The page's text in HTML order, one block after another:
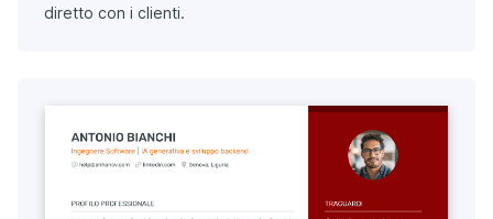
diretto con i clienti.